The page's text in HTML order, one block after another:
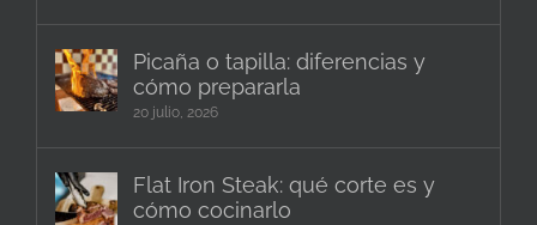
Picaña o tapilla: diferencias y
cómo prepararla
20 julio, 2026
Flat Iron Steak: qué corte es y
cómo cocinarlo